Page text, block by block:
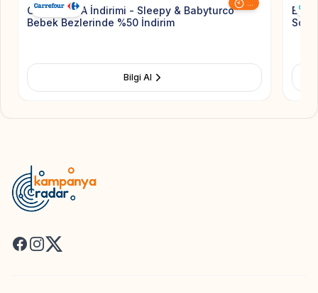
CarrefourSA İndirimi - Sleepy & Babyturco
Bebek Bezlerinde %50 İndirim
Bilgi Al
E-
Facebook
Instagram
X